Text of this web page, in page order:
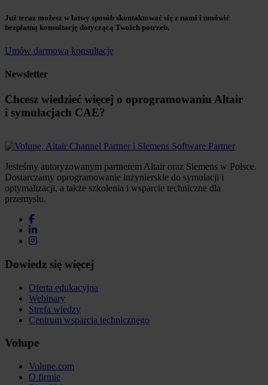
Już teraz możesz w łatwy sposób skontaktować się z nami i umówić
bezpłatną konsultację dotyczącą Twoich potrzeb.
Umów darmową konsultację
Newsletter
Chcesz wiedzieć więcej o oprogramowaniu Altair
i symulacjach CAE?
Jesteśmy autoryzowanym partnerem Altair oraz Siemens w Polsce.
Dostarczamy oprogramowanie inżynierskie do symulacji i
optymalizacji, a także szkolenia i wsparcie techniczne dla
przemysłu.
Dowiedz się więcej
Oferta edukacyjna
Webinary
Strefa wiedzy
Centrum wsparcia technicznego
Volupe
Volupe.com
O firmie